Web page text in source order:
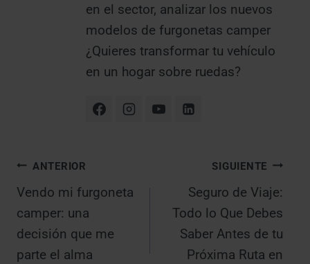
en el sector, analizar los nuevos
modelos de furgonetas camper
¿Quieres transformar tu vehículo
en un hogar sobre ruedas?
Navegación
de
entradas
ANTERIOR
Vendo mi furgoneta
camper: una
decisión que me
parte el alma
SIGUIENTE
Seguro de Viaje:
Todo lo Que Debes
Saber Antes de tu
Próxima Ruta en